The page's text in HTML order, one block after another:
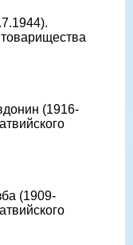
(1916-
(1909-